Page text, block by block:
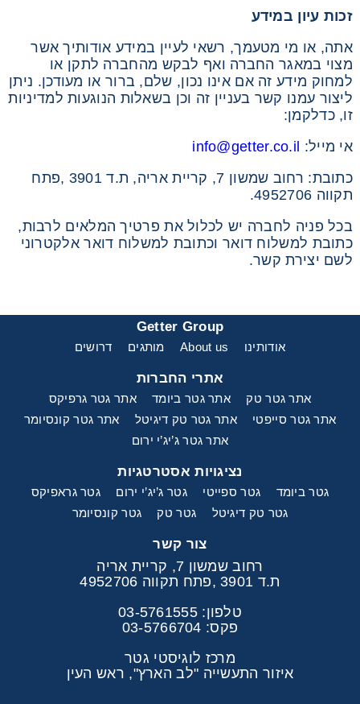
זכות עיון במידע
אתה, או מי מטעמך, רשאי לעיין במידע אודותיך אשר
מצוי במאגר החברה ואף לבקש מהחברה לתקן או
למחוק מידע זה אם אינו נכון, שלם, ברור או מעודכן. ניתן
ליצור עמנו קשר בעניין זה וכן בשאלות הנוגעות למדיניות
זו, כדלקמן:
אי מייל: info@getter.co.il
כתובת: רחוב שמשון 7, קריית אריה, ת.ד 3901 ,פתח
תקווה 4952706.
בכל פניה לחברה יש לכלול את פרטיך המלאים לרבות,
כתובת למשלוח דואר וכתובת למשלוח דואר אלקטרוני
לשם יצירת קשר.
Getter Group
אודותינו About us מותגים דרושים
אתרי החברות
אתר גטר טק אתר גטר ביומד
אתר גטר גרפיקס
אתר גטר סייפטי
אתר גטר טק דיגיטל
אתר גטר קונסיומר
אתר גטר ג’יג’י ירום
נציגויות אסטרטגיות
גטר ביומד גטר ספייטי גטר ג’יג’י ירום
גטר גראפיקס
גטר טק דיגיטל
גטר טק גטר קונסיומר
צור קשר
רחוב שמשון 7, קריית אריה
ת.ד 3901 ,פתח תקווה 4952706
טלפון: 03-5761555
פקס: 03-5766704
מרכז לוגיסטי גטר
איזור התעשייה "לב הארץ", ראש העין